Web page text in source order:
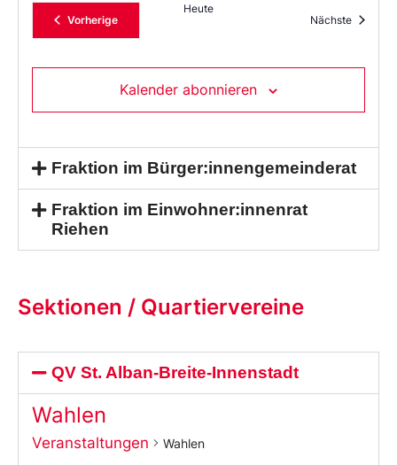
VorherigeVeranstaltungen
Heute
Nächste
Kalender abonnieren
Fraktion im Bürger:innengemeinderat
Fraktion im Einwohner:innenrat
Riehen
Sektionen / Quartiervereine
QV St. Alban-Breite-Innenstadt
Wahlen
Veranstaltungen Wahlen